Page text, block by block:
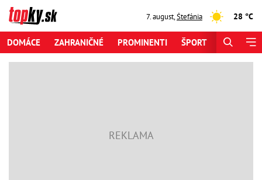
7. august,Štefánia 28 °C
DOMÁCE ZAHRANIČNÉ PROMINENTI ŠPORT